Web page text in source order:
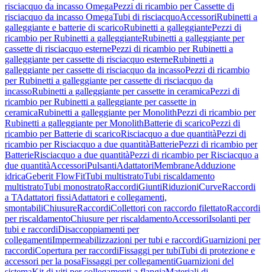
risciacquo da incasso OmegaPezzi di ricambio per Cassette di
risciacquo da incasso OmegaTubi di risciacquoAccessoriRubinetti a
galleggiante e batterie di scaricoRubinetti a galleggiantePezzi di
ricambio per Rubinetti a galleggianteRubinetti a galleggiante per
cassette di risciacquo esternePezzi di ricambio per Rubinetti a
galleggiante per cassette di risciacquo esterneRubinetti a
galleggiante per cassette di risciacquo da incassoPezzi di ricambio
per Rubinetti a galleggiante per cassette di risciacquo da
incassoRubinetti a galleggiante per cassette in ceramicaPezzi di
ricambio per Rubinetti a galleggiante per cassette in
ceramicaRubinetti a galleggiante per MonolithPezzi di ricambio per
Rubinetti a galleggiante per MonolithBatterie di scaricoPezzi di
ricambio per Batterie di scaricoRisciacquo a due quantitàPezzi di
ricambio per Risciacquo a due quantitàBatteriePezzi di ricambio per
BatterieRisciacquo a due quantitàPezzi di ricambio per Risciacquo a
due quantitàAccessoriPulsantiAdattatoriMembraneAdduzione
idricaGeberit FlowFitTubi multistratoTubi riscaldamento
multistratoTubi monostratoRaccordiGiuntiRiduzioniCurveRaccordi
a TAdattatori fissiAdattatori e collegamenti,
smontabiliChiusureRaccordiCollettori con raccordo filettatoRaccordi
per riscaldamentoChiusure per riscaldamentoAccessoriIsolanti per
tubi e raccordiDisaccoppiamenti per
collegamentiImpermeabilizzazioni per tubi e raccordiGuarnizioni per
raccordiCopertura per raccordiFissaggi per tubiTubi di protezione e
accessori per la posaFissaggi per collegamentiGuarnizioni del